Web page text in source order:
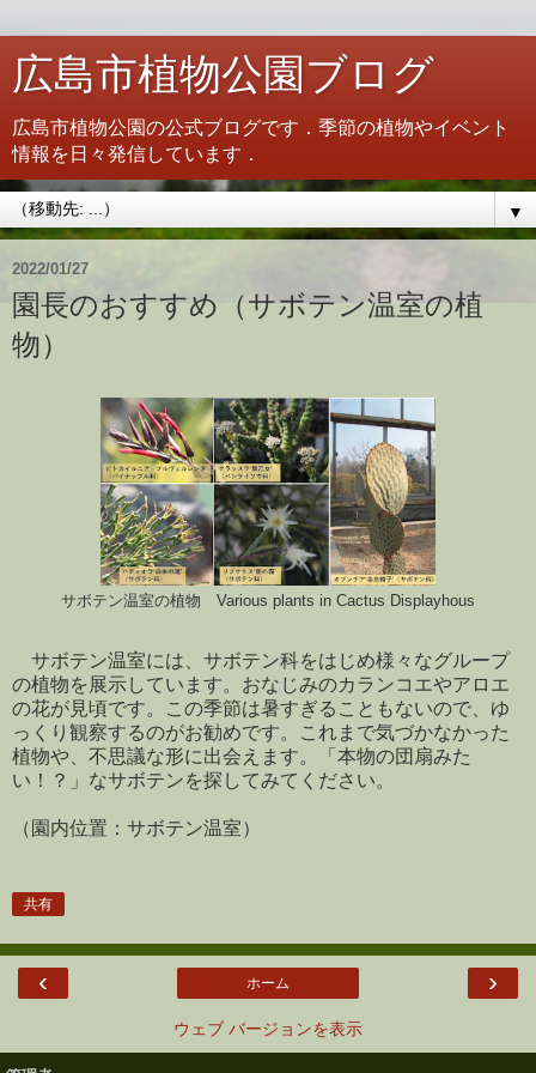
広島市植物公園ブログ
広島市植物公園の公式ブログです．季節の植物やイベント
情報を日々発信しています．
▼
2022/01/27
園長のおすすめ（サボテン温室の植
物）
サボテン温室の植物 Various plants in Cactus Displayhous
サボテン温室には、サボテン科をはじめ様々なグループ
の植物を展示しています。おなじみのカランコエやアロエ
の花が見頃です。この季節は暑すぎることもないので、ゆ
っくり観察するのがお勧めです。これまで気づかなかった
植物や、不思議な形に出会えます。「本物の団扇みた
い！？」なサボテンを探してみてください。
（園内位置：サボテン温室）
共有
‹ ›
ホーム
ウェブ バージョンを表示